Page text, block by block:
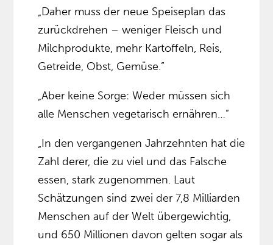
„Daher muss der neue Speiseplan das
zurückdrehen – weniger Fleisch und
Milchprodukte, mehr Kartoffeln, Reis,
Getreide, Obst, Gemüse.”
„Aber keine Sorge: Weder müssen sich
alle Menschen vegetarisch ernähren…”
„In den vergangenen Jahrzehnten hat die
Zahl derer, die zu viel und das Falsche
essen, stark zugenommen. Laut
Schätzungen sind zwei der 7,8 Milliarden
Menschen auf der Welt übergewichtig,
und 650 Millionen davon gelten sogar als